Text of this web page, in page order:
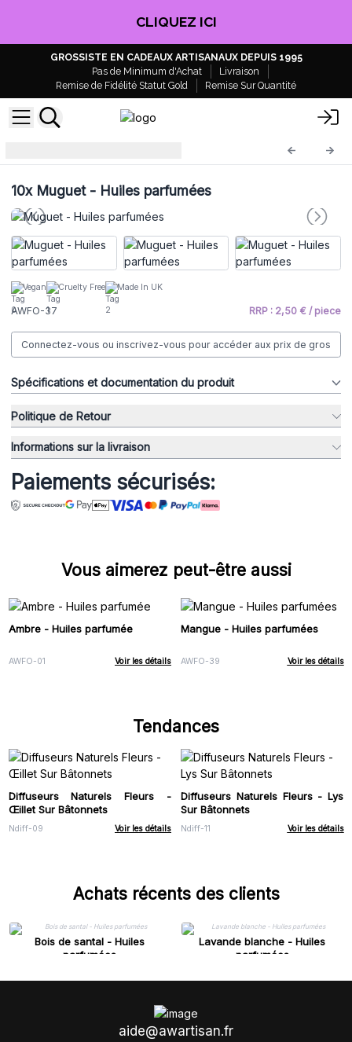
CLIQUEZ ICI
GROSSISTE EN CADEAUX ARTISANAUX DEPUIS 1995
Pas de Minimum d'Achat
Livraison
Remise de Fidélité Statut Gold
Remise Sur Quantité
10xMuguet - Huiles parfumées
Vegan Cruelty Free Made In UK
AWFO-37 RRP : 2,50 € / piece
Connectez-vous ou inscrivez-vous pour accéder aux prix de gros
Spécifications et documentation du produit
Politique de Retour
Informations sur la livraison
Paiements sécurisés:
Vous aimerez peut-être aussi
Ambre - Huiles parfumée
AWFO-01 Voir les détails
Mangue - Huiles parfumées
AWFO-39 Voir les détails
Tendances
Diffuseurs Naturels Fleurs -
Œillet Sur Bâtonnets
Ndiff-09 Voir les détails
Diffuseurs Naturels Fleurs - Lys
Sur Bâtonnets
Ndiff-11 Voir les détails
Achats récents des clients
Bois de santal - Huiles
parfumées
Lavande blanche - Huiles
parfumées
aide@awartisan.fr